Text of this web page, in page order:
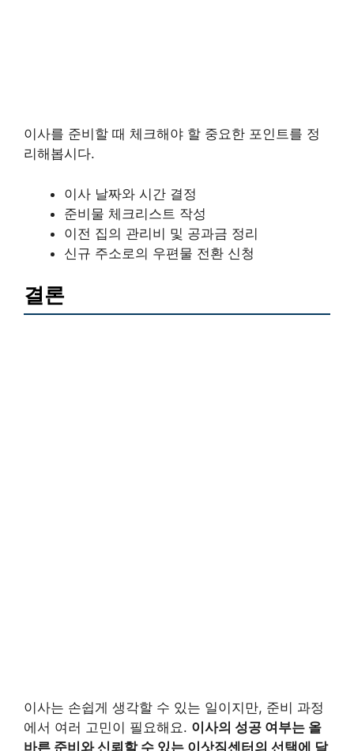
이사를 준비할 때 체크해야 할 중요한 포인트를 정
리해봅시다.
이사 날짜와 시간 결정
준비물 체크리스트 작성
이전 집의 관리비 및 공과금 정리
신규 주소로의 우편물 전환 신청
결론
이사는 손쉽게 생각할 수 있는 일이지만, 준비 과정
에서 여러 고민이 필요해요. 이사의 성공 여부는 올
바른 준비와 신뢰할 수 있는 이삿짐센터의 선택에 달